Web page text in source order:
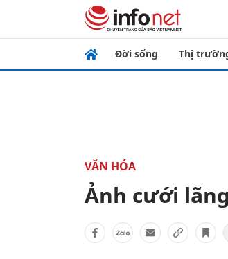
Đời sống Thị
VĂN HÓA
Ảnh cưới